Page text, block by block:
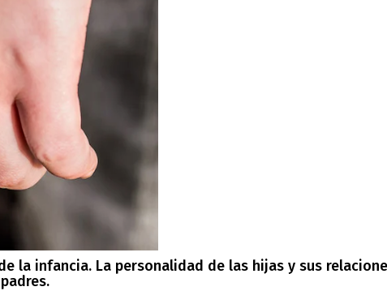
la infancia. La personalidad de las hijas y sus